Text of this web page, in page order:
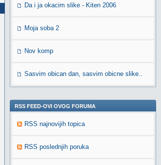
Da i ja okacim slike - Kiten 2006
Moja soba 2
Nov komp
Sasvim obican dan, sasvim obicne slike..
RSS FEED-OVI OVOG FORUMA
RSS najnovijih topica
RSS poslednjih poruka